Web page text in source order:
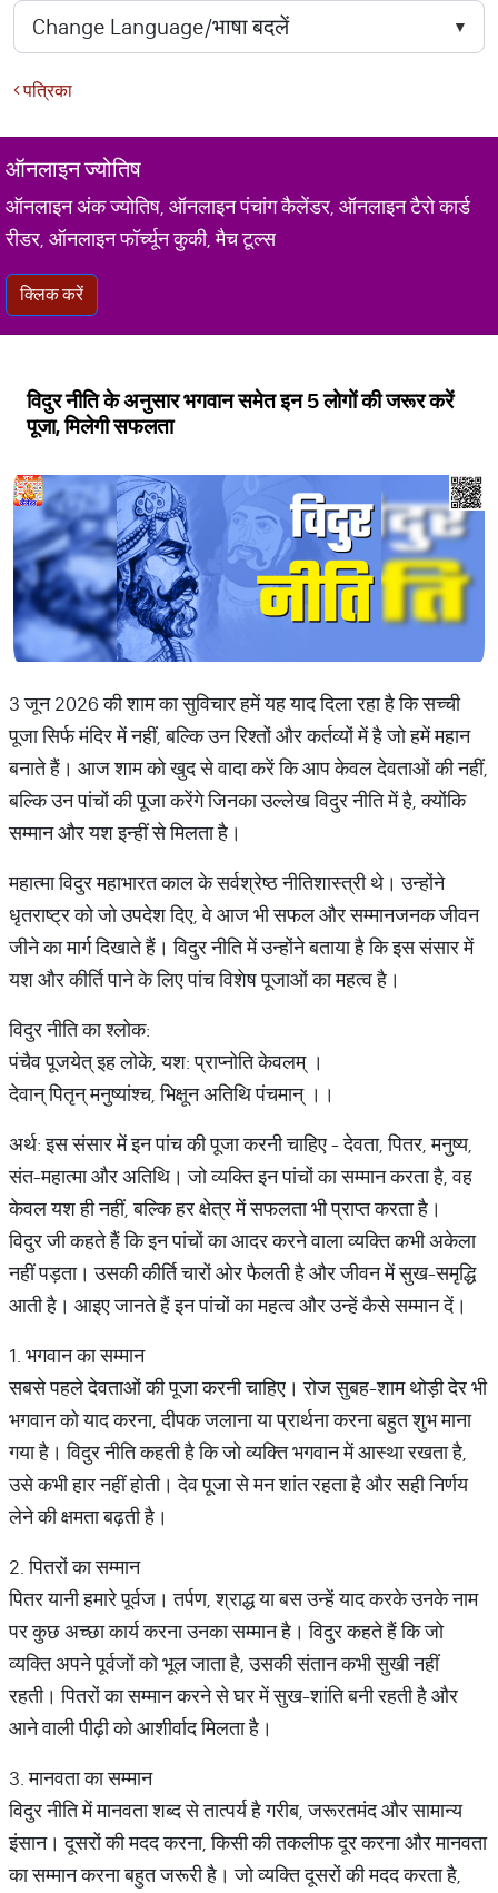
पत्रिका
ऑनलाइन ज्योतिष
ऑनलाइन अंक ज्योतिष, ऑनलाइन पंचांग कैलेंडर, ऑनलाइन टैरो कार्ड
रीडर, ऑनलाइन फॉर्च्यून कुकी, मैच टूल्स
क्लिक करें
विदुर नीति के अनुसार भगवान समेत इन 5 लोगों की जरूर करें
पूजा, मिलेगी सफलता
3 जून 2026 की शाम का सुविचार हमें यह याद दिला रहा है कि सच्ची
पूजा सिर्फ मंदिर में नहीं, बल्कि उन रिश्तों और कर्तव्यों में है जो हमें महान
बनाते हैं। आज शाम को खुद से वादा करें कि आप केवल देवताओं की नहीं,
बल्कि उन पांचों की पूजा करेंगे जिनका उल्लेख विदुर नीति में है, क्योंकि
सम्मान और यश इन्हीं से मिलता है।
महात्मा विदुर महाभारत काल के सर्वश्रेष्ठ नीतिशास्त्री थे। उन्होंने
धृतराष्ट्र को जो उपदेश दिए, वे आज भी सफल और सम्मानजनक जीवन
जीने का मार्ग दिखाते हैं। विदुर नीति में उन्होंने बताया है कि इस संसार में
यश और कीर्ति पाने के लिए पांच विशेष पूजाओं का महत्व है।
विदुर नीति का श्लोक:
पंचैव पूजयेत् इह लोके, यश: प्राप्नोति केवलम् ।
देवान् पितृन् मनुष्यांश्च, भिक्षून अतिथि पंचमान् ।।
अर्थ: इस संसार में इन पांच की पूजा करनी चाहिए - देवता, पितर, मनुष्य,
संत-महात्मा और अतिथि। जो व्यक्ति इन पांचों का सम्मान करता है, वह
केवल यश ही नहीं, बल्कि हर क्षेत्र में सफलता भी प्राप्त करता है।
विदुर जी कहते हैं कि इन पांचों का आदर करने वाला व्यक्ति कभी अकेला
नहीं पड़ता। उसकी कीर्ति चारों ओर फैलती है और जीवन में सुख-समृद्धि
आती है। आइए जानते हैं इन पांचों का महत्व और उन्हें कैसे सम्मान दें।
1. भगवान का सम्मान
सबसे पहले देवताओं की पूजा करनी चाहिए। रोज सुबह-शाम थोड़ी देर भी
भगवान को याद करना, दीपक जलाना या प्रार्थना करना बहुत शुभ माना
गया है। विदुर नीति कहती है कि जो व्यक्ति भगवान में आस्था रखता है,
उसे कभी हार नहीं होती। देव पूजा से मन शांत रहता है और सही निर्णय
लेने की क्षमता बढ़ती है।
2. पितरों का सम्मान
पितर यानी हमारे पूर्वज। तर्पण, श्राद्ध या बस उन्हें याद करके उनके नाम
पर कुछ अच्छा कार्य करना उनका सम्मान है। विदुर कहते हैं कि जो
व्यक्ति अपने पूर्वजों को भूल जाता है, उसकी संतान कभी सुखी नहीं
रहती। पितरों का सम्मान करने से घर में सुख-शांति बनी रहती है और
आने वाली पीढ़ी को आशीर्वाद मिलता है।
3. मानवता का सम्मान
विदुर नीति में मानवता शब्द से तात्पर्य है गरीब, जरूरतमंद और सामान्य
इंसान। दूसरों की मदद करना, किसी की तकलीफ दूर करना और मानवता
का सम्मान करना बहुत जरूरी है। जो व्यक्ति दूसरों की मदद करता है,